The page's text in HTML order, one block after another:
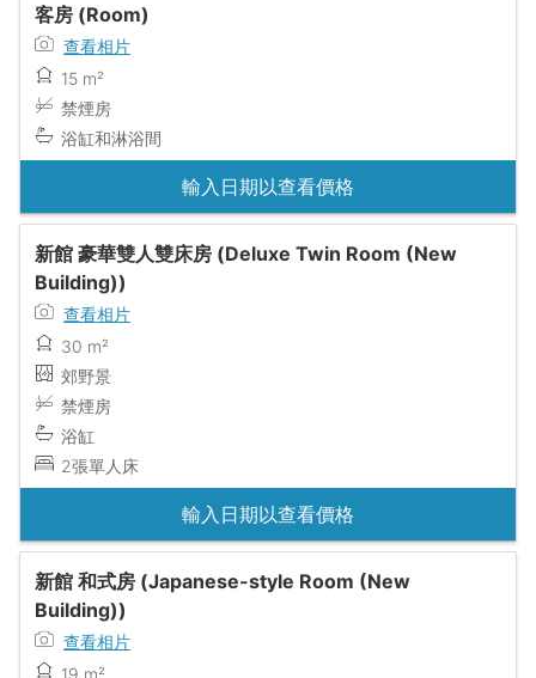
客房 (Room)
查看相片
15 m²
禁煙房
浴缸和淋浴間
輸入日期以查看價格
新館 豪華雙人雙床房 (Deluxe Twin Room (New
Building))
查看相片
30 m²
郊野景
禁煙房
浴缸
2張單人床
輸入日期以查看價格
新館 和式房 (Japanese-style Room (New
Building))
查看相片
19 m²